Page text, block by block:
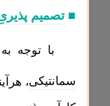
■تصمیم
با توجه به
سمانتیکی،